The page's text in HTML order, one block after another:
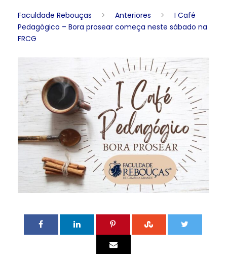
Faculdade Rebouças > Anteriores >
I Café
Pedagógico – Bora prosear começa neste sábado na
FRCG